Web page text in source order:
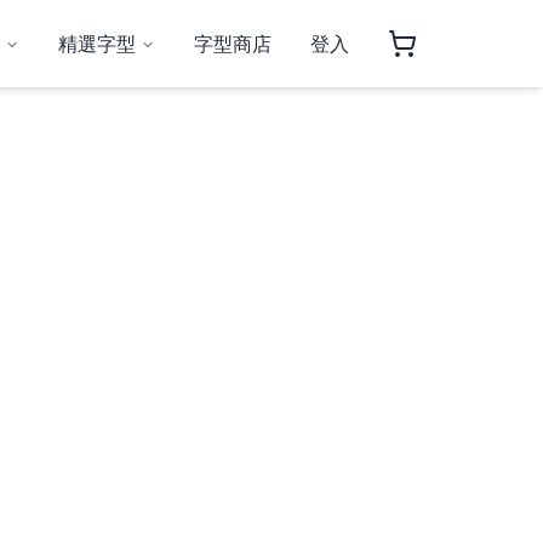
精選字型 字型商店 登入